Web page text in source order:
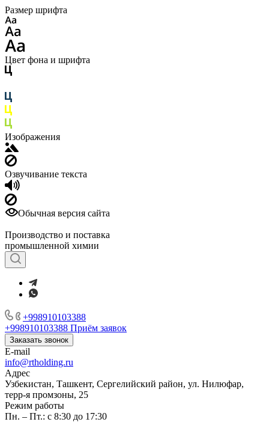
Размер шрифта
Цвет фона и шрифта
Изображения
Озвучивание текста
Обычная версия сайта
Производство и поставка
промышленной химии
+998910103388
+998910103388 Приём заявок
Заказать звонок
E-mail
info@rtholding.ru
Адрес
Узбекистан, Ташкент, Сергелийский район, ул. Нилюфар,
терр-я промзоны, 25
Режим работы
Пн. – Пт.: с 8:30 до 17:30